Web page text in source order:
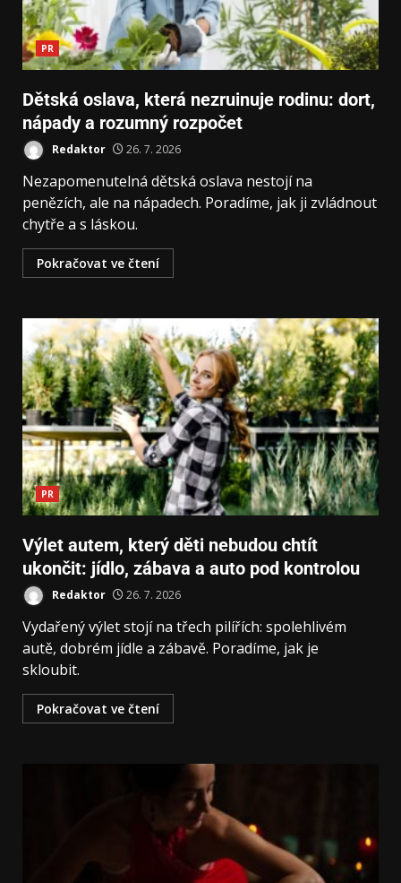
PR
Dětská oslava, která nezruinuje rodinu: dort,
nápady a rozumný rozpočet
Redaktor 26. 7. 2026
Nezapomenutelná dětská oslava nestojí na
penězích, ale na nápadech. Poradíme, jak ji zvládnout
chytře a s láskou.
Pokračovat ve čtení
PR
Výlet autem, který děti nebudou chtít
ukončit: jídlo, zábava a auto pod kontrolou
Redaktor 26. 7. 2026
Vydařený výlet stojí na třech pilířích: spolehlivém
autě, dobrém jídle a zábavě. Poradíme, jak je
skloubit.
Pokračovat ve čtení